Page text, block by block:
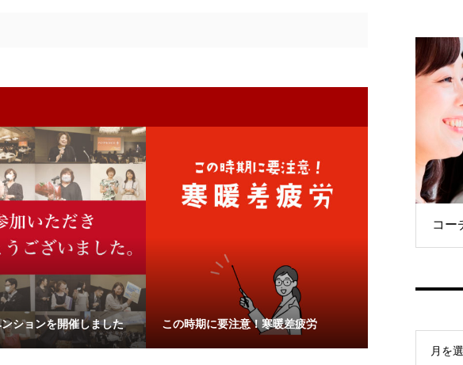
ションを開催しました この時期に要注意！寒暖差疲労
コー
月を